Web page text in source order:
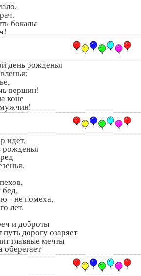
бокалы
день рожденья
вершин!
коне
идет,
рожденья
бед,
- не помеха,
лет.
и доброты
путь дорогу озаряет
главные мечты
оберегает